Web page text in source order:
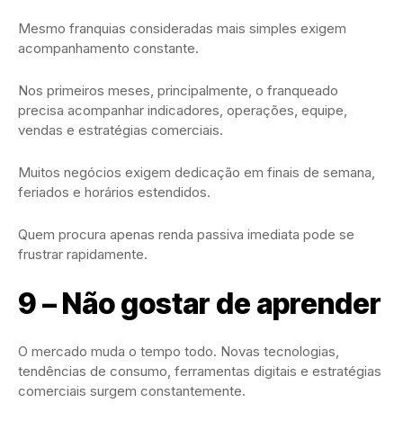
Mesmo franquias consideradas mais simples exigem
acompanhamento constante.
Nos primeiros meses, principalmente, o franqueado
precisa acompanhar indicadores, operações, equipe,
vendas e estratégias comerciais.
Muitos negócios exigem dedicação em finais de semana,
feriados e horários estendidos.
Quem procura apenas renda passiva imediata pode se
frustrar rapidamente.
9 – Não gostar de aprender
O mercado muda o tempo todo. Novas tecnologias,
tendências de consumo, ferramentas digitais e estratégias
comerciais surgem constantemente.